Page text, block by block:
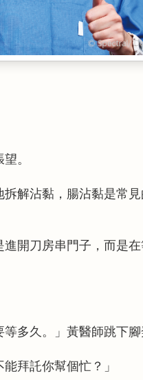
。
解沾黏，腸沾黏是常
開刀房串門子，而是
多久。」黃醫師跳下
拜託你幫個忙？」